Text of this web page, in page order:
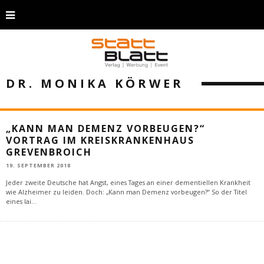
DR. MONIKA KÖRWER
„KANN MAN DEMENZ VORBEUGEN?“
VORTRAG IM KREISKRANKENHAUS
GREVENBROICH
19. SEPTEMBER 2018
Jeder zweite Deutsche hat Angst, eines Tages an einer dementiellen Krankheit
wie Alzheimer zu leiden. Doch: „Kann man Demenz vorbeugen?“ So der Titel
eines lai...